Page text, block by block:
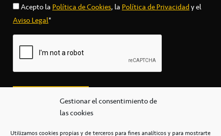
Gestionar el consentimiento de
las cookies
Utilizamos cookies propias y de terceros para fines analíticos y para mostrarte
Acepto laPolítica de Cookies, laPolítica de Privacidady el
Aviso Legal*